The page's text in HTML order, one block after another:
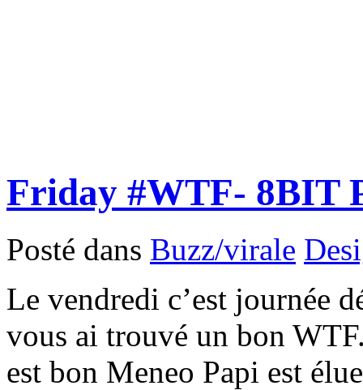
Friday #WTF- 8BIT
Posté dans Buzz/virale
Le vendredi c’est journée
vous ai trouvé un bon
est bon Meneo Papi est